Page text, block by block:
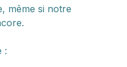
même si notre
: